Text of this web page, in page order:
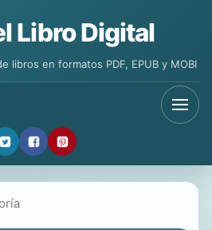
Libro Digital
libros en formatos PDF, EPUB y MOBI